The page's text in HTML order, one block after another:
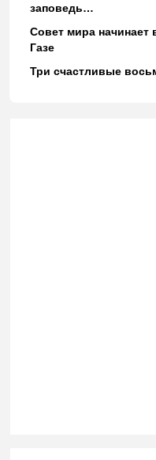
заповедь…
Совет мира начинает
Газе
Три счастливые